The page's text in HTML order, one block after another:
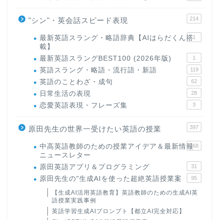
"シン"・英会話スピード表現 214
最新英語スラング・略語辞典【AIはらだくん搭
載】
1
最新英語スラングBEST100 (2026年版) 1
英語スラング・略語・流行語・新語 119
英語のことわざ・成句 62
日常生活の表現 28
恋愛英語表現・フレーズ集 3
原田先生の世界一受けたい英語の授業 397
中高英語教師のための授業アイデア＆最新情報
ニュースレター
168
原田英語アプリ＆プログラミング 31
原田先生の"生成AIを使った超絶英語授業案 95
【生成AI活用英語教育】英語教師のための生成AI英
語授業実践事例
英語学習生成AIプロンプト【都立AI完全対応】